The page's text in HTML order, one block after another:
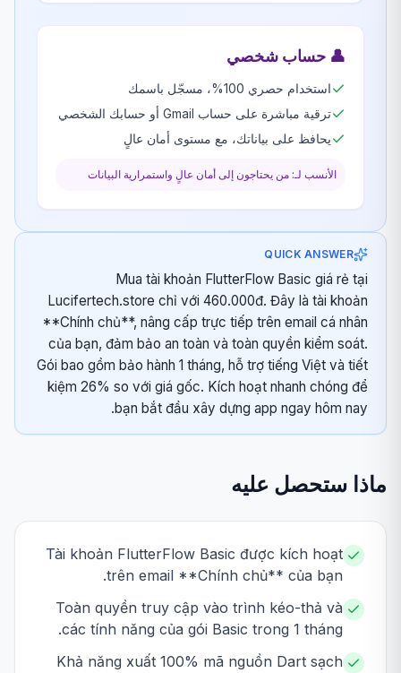
👤 حساب شخصي
استخدام حصري 100%، مسجّل باسمك
ترقية مباشرة على حساب Gmail أو حسابك الشخصي
يحافظ على بياناتك، مع مستوى أمان عالٍ
الأنسب لـ: من يحتاجون إلى أمان عالٍ واستمرارية البيانات
QUICK ANSWER
Mua tài khoản FlutterFlow Basic giá rẻ tại
Lucifertech.store chỉ với 460.000đ. Đây là tài khoản
**Chính chủ**, nâng cấp trực tiếp trên email cá nhân
của bạn, đảm bảo an toàn và toàn quyền kiểm soát.
Gói bao gồm bảo hành 1 tháng, hỗ trợ tiếng Việt và tiết
kiệm 26% so với giá gốc. Kích hoạt nhanh chóng để
bạn bắt đầu xây dựng app ngay hôm nay.
ماذا ستحصل عليه
Tài khoản FlutterFlow Basic được kích hoạt
trên email **Chính chủ** của bạn.
Toàn quyền truy cập vào trình kéo-thả và
các tính năng của gói Basic trong 1 tháng.
Khả năng xuất 100% mã nguồn Dart sạch